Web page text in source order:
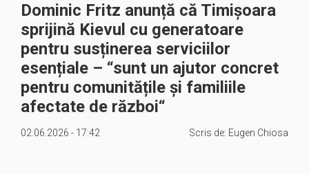
Dominic Fritz anunță că Timișoara
sprijină Kievul cu generatoare
pentru susținerea serviciilor
esențiale – “sunt un ajutor concret
pentru comunitățile și familiile
afectate de război“
02.06.2026 - 17:42 Scris de: Eugen Chiosa